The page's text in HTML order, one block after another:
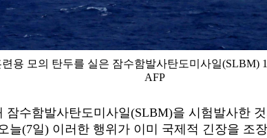
용 모의 탄두를 실은 잠수함발사탄도미사일(SLBM)
AFP
잠수함발사탄도미사일(SLBM)을 시험 발사한
늘(7일) 이러한 행위가 이미 국제적 긴장을 조